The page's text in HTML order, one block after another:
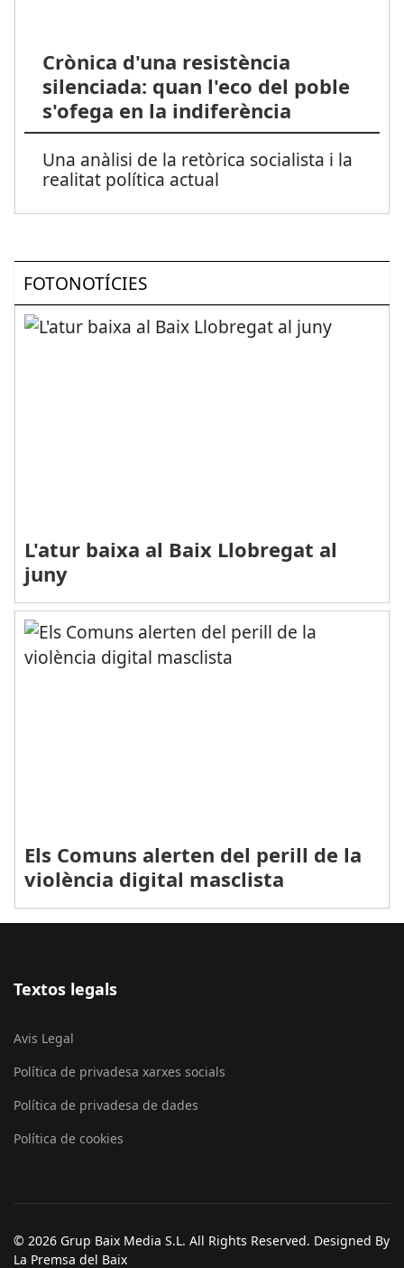
Crònica d'una resistència
silenciada: quan l'eco del poble
s'ofega en la indiferència
Una anàlisi de la retòrica socialista i la
realitat política actual
FOTONOTÍCIES
L'atur baixa al Baix Llobregat al
juny
Els Comuns alerten del perill de la
violència digital masclista
Textos legals
Avis Legal
Política de privadesa xarxes socials
Política de privadesa de dades
Política de cookies
© 2026 Grup Baix Media S.L. All Rights Reserved. Designed By
La Premsa del Baix